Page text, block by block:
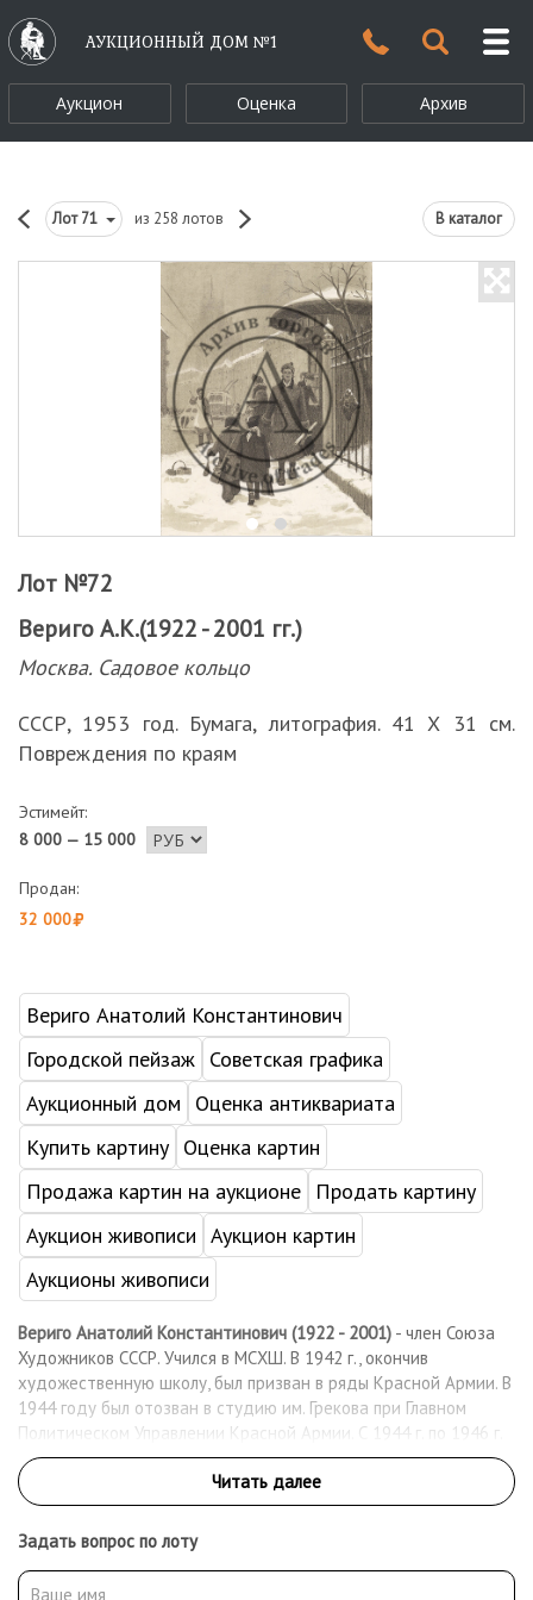
АУКЦИОННЫЙ ДОМ №1
Аукцион Оценка Архив
Лот71 из 258 лотов В каталог
Лот №72
Вериго А.К.(1922 - 2001 гг.)
Москва. Садовое кольцо
СССР, 1953 год. Бумага, литография. 41 Х 31 см.
Повреждения по краям
Эстимейт:
8 000 — 15 000
Продан:
32 000
Вериго Анатолий Константинович
Городской пейзаж Советская графика
Аукционный дом
Оценка антиквариата
Купить картину Оценка картин
Продажа картин на аукционе
Продать картину
Аукцион живописи Аукцион картин
Аукционы живописи
Вериго Анатолий Константинович (1922 - 2001) - член Союза
Художников СССР. Учился в МСХШ. В 1942 г., окончив
художественную школу, был призван в ряды Красной Армии. В
1944 году был отозван в студию им. Грекова при Главном
Политическом Управлении Красной Армии. С 1944 г. по 1946 г.
служил в студии, в качестве военного художника. Находясь в
студии, участвовал на двух выставках: в 1945 г. – картиной
«После боя под Яссами», в 1946 г. – «На Южном Сахалине». С
1950 г. по 1956 г. учился в художественном институте им.
Сурикова, дипломная работа – серия «Москвичи в летнее
воскресенье», руководитель Е.А. Кибрик. Участник выставок с
Задать вопрос по лоту